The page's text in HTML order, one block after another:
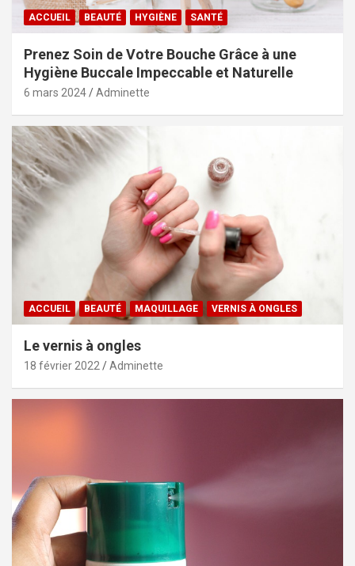
ACCUEIL BEAUTÉ HYGIÈNE SANTÉ
Prenez Soin de Votre Bouche Grâce à une
Hygiène Buccale Impeccable et Naturelle
6 mars 2024 Adminette
ACCUEIL BEAUTÉ MAQUILLAGE VERNIS À ONGLES
Le vernis à ongles
18 février 2022 Adminette